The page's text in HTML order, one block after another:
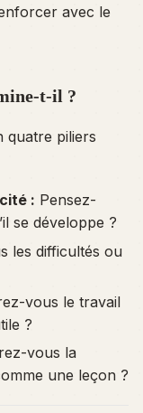
avec le
t-il ?
quatre piliers
: Pensez-
se développe ?
les difficultés ou
vous le travail
?
vous la
une leçon ?